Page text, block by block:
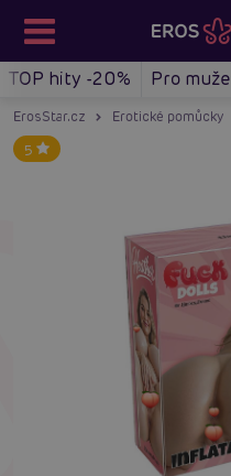
TOP hity -20% Pro muže
ErosStar.cz Erotické pomůcky
5